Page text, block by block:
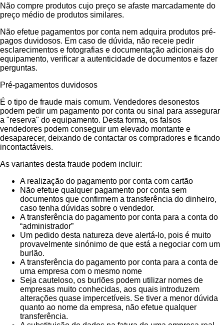
Não compre produtos cujo preço se afaste marcadamente do
preço médio de produtos similares.
Não efetue pagamentos por conta nem adquira produtos pré-
pagos duvidosos. Em caso de dúvida, não receie pedir
esclarecimentos e fotografias e documentação adicionais do
equipamento, verificar a autenticidade de documentos e fazer
perguntas.
Pré-pagamentos duvidosos
É o tipo de fraude mais comum. Vendedores desonestos
podem pedir um pagamento por conta ou sinal para assegurar
a "reserva" do equipamento. Desta forma, os falsos
vendedores podem conseguir um elevado montante e
desaparecer, deixando de contactar os compradores e ficando
incontactáveis.
As variantes desta fraude podem incluir:
A realização do pagamento por conta com cartão
Não efetue qualquer pagamento por conta sem
documentos que confirmem a transferência do dinheiro,
caso tenha dúvidas sobre o vendedor.
A transferência do pagamento por conta para a conta do
“administrador”
Um pedido desta natureza deve alertá-lo, pois é muito
provavelmente sinónimo de que está a negociar com um
burlão.
A transferência do pagamento por conta para a conta de
uma empresa com o mesmo nome
Seja cauteloso, os burlões podem utilizar nomes de
empresas muito conhecidas, aos quais introduzem
alterações quase impercetíveis. Se tiver a menor dúvida
quanto ao nome da empresa, não efetue qualquer
transferência.